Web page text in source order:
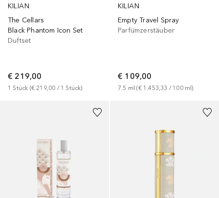
KILIAN
The Cellars
Black Phantom Icon Set
Duftset
€ 219,00
1 Stück (€ 219,00 / 1 Stück)
KILIAN
Empty Travel Spray
Parfümzerstäuber
€ 109,00
7.5 ml (€ 1.453,33 / 100 ml)